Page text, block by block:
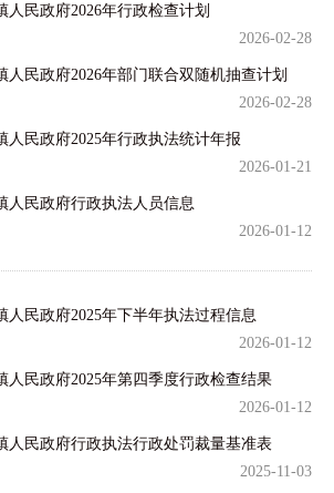
人民政府2026年行政检查计划
2026-02-28
人民政府2026年部门联合双随机抽查计划
2026-02-28
人民政府2025年行政执法统计年报
2026-01-21
人民政府行政执法人员信息
2026-01-12
人民政府2025年下半年执法过程信息
2026-01-12
人民政府2025年第四季度行政检查结果
2026-01-12
人民政府行政执法行政处罚裁量基准表
2025-11-03